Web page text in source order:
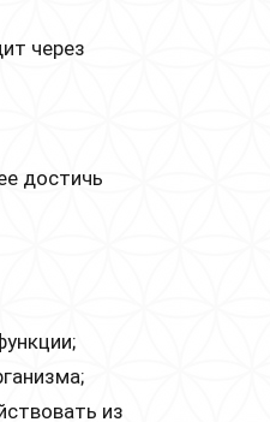
через
достичь
из